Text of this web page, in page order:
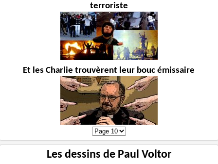
terroriste
Et les Charlie trouvèrent leur bouc émissaire
Les dessins de Paul Voltor